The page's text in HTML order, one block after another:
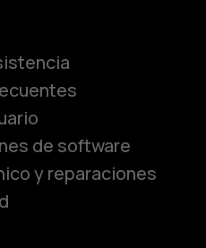
de software
y reparaciones